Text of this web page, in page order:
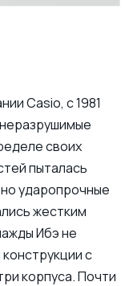
Casio, с 1981
своих
пыталась
ударопрочные
жестким
Ибэ не
с
корпуса. Почти